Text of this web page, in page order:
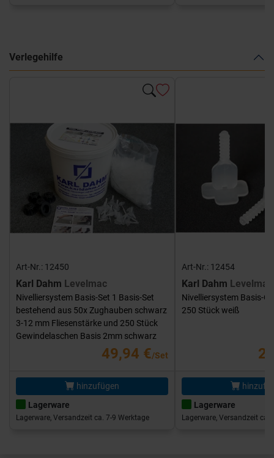
Verlegehilfe
Art-Nr.: 12450
Karl Dahm Levelmac
Nivelliersystem Basis-Set 1 Basis-Set
bestehend aus 50x Zughauben schwarz
3-12 mm Fliesenstärke und 250 Stück
Gewindelaschen Basis 2mm schwarz
49,94 €/Set
hinzufügen
Lagerware
Lagerware, Versandzeit ca. 7-9 Werktage
Art-Nr.: 12454
Karl Dahm Levelmac
Nivelliersystem Basis-
250 Stück weiß
Lagerware
Lagerware, Versandzeit ca.